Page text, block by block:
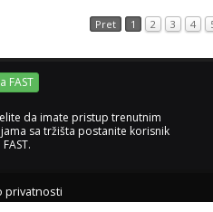
javnost da smo dana
u kupovini 159,865 redovnih
Pret 1 2 3 4
FAST
da imate pristup trenutnim
sa tržišta postanite korisnik
privatnosti